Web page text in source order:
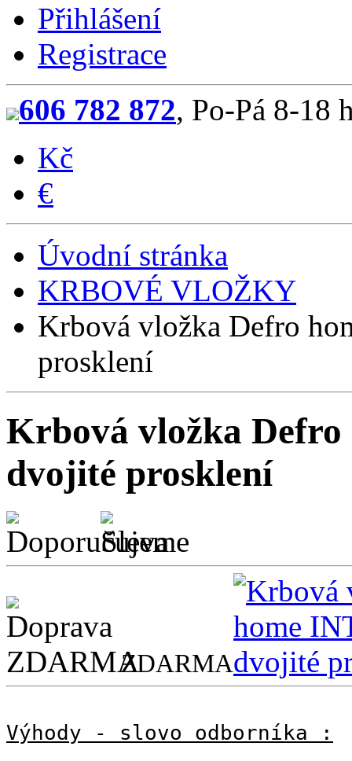
Přihlášení
Registrace
606 782 872, Po-Pá 8-18
Kč
€
Úvodní stránka
KRBOVÉ VLOŽKY
Krbová vložka Defro
prosklení
Krbová vložka
dvojité prosklení
ZDARMA
Výhody - slovo odborníka :